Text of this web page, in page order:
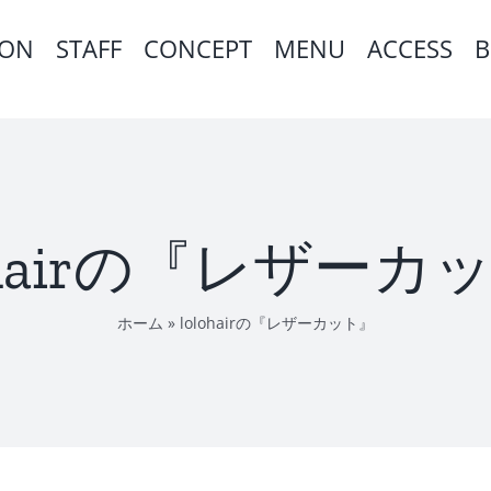
STAFF CONCEPT MENU ACCESS
の『レザーカ
ホーム » lolohairの『レザーカット』